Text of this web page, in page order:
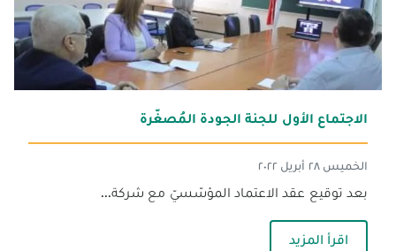
الاجتماع الأول للجنة الجودة المُصغّرة
الخميس ٢٨ أبريل ٢٠٢٢
بعد توقيع عقد الاعتماد المؤسّسيّ مع شركة...
اقرأ المزيد— الاجتماع الأول للجنة الجودة المُصغّرة